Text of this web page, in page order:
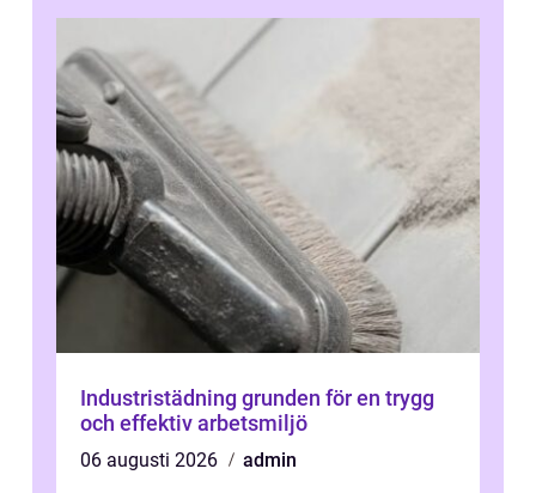
Industristädning grunden för en trygg
och effektiv arbetsmiljö
06 augusti 2026
admin